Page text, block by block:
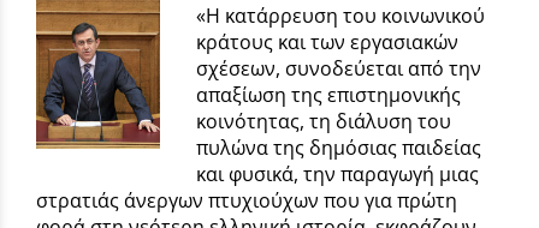
«Η κατάρρευση του κοινωνικού
κράτους και των εργασιακών
σχέσεων, συνοδεύεται από την
απαξίωση της επιστημονικής
κοινότητας, τη διάλυση του
πυλώνα της δημόσιας παιδείας
και φυσικά, την παραγωγή μιας
στρατιάς άνεργων πτυχιούχων που για πρώτη